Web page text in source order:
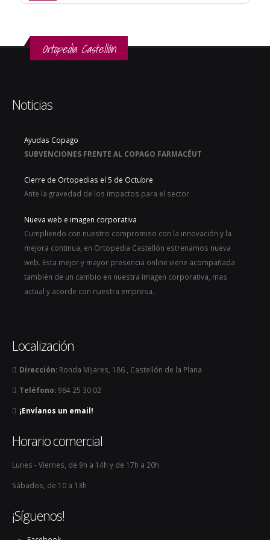
Ortopedia Castellón
Noticias
Ayudas Copago
SUBVENCIONES FRENTE AL COPAGO FARMACÉUT
Cierre de Ortopedias el 5 de Octubre
Ante la gravedad de los impactos para el sector
Nueva web e imagen corporativa
Cumpliendo con nuestro compromiso con la innovación y la
mejora continua, en Ortopedia Castellón estrenamos nueva
web. Esta mejor y mayor presencia online viene acompañada
también de un cambio en nuestra imagen corporativa, mas
actual y acorde con nuestra empresa.
Localización
Dirección: Ronda Mijares, 186 , Castellón de la Plana
Teléfono: 964 25 30 02
¡Envíanos un email!
Horario comercial
Lunes - Viernes, de 9h a 14h y de 17h a 20h
Sábados, de 10 a 13h
¡Síguenos!